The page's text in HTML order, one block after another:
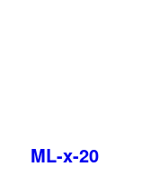
ML-x-20